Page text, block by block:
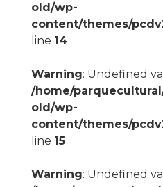
old/wp-
content/themes/
line 14
Warning: Undefined
/home/
old/wp-
content/themes/
line 15
Warning: Undefined